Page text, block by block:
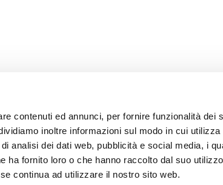
contenuti ed annunci, per fornire funzionalità dei
inoltre informazioni sul modo in cui
analisi dei dati web, pubblicità e social media, i
ha fornito loro o che hanno raccolto dal suo
continua ad utilizzare il nostro sito web.